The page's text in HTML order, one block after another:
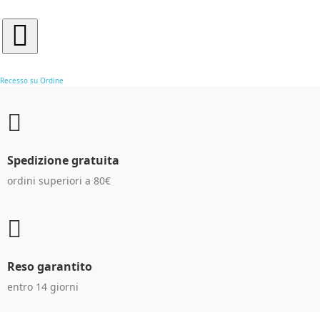
Recesso su Ordine
Spedizione gratuita
ordini superiori a 80€
Reso garantito
entro 14 giorni